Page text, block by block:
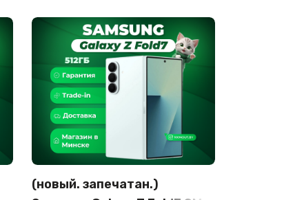
(новый. запечатан.)